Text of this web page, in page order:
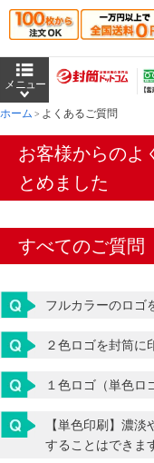
ホーム よくあるご質問
お客様からのよ
とめました
すべてのご質問
フルカラーのロゴ
２色ロゴを封筒に
１色ロゴ（単色ロ
【単色印刷】濃
することはできま